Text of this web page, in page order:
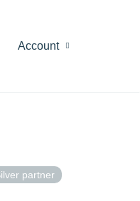
Account
partner